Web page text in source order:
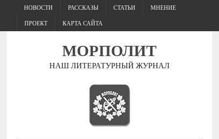
НОВОСТИ РАССКАЗЫ СТАТЬИ МНЕНИЕ
ПРОЕКТ КАРТА САЙТА
МОРПОЛИТ
НАШ ЛИТЕРАТУРНЫЙ ЖУРНАЛ